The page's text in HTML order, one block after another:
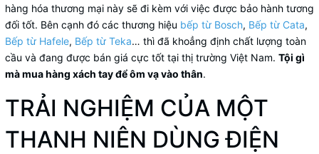
hàng hóa thương mại này sẽ đi kèm với việc được bảo hành tương
đối tốt. Bên cạnh đó các thương hiệu bếp từ Bosch, Bếp từ Cata,
Bếp từ Hafele, Bếp từ Teka… thì đã khoẳng định chất lượng toàn
cầu và đang được bán giá cực tốt tại thị trường Việt Nam. Tội gì
mà mua hàng xách tay để ôm vạ vào thân.
TRẢI NGHIỆM CỦA MỘT
THANH NIÊN DÙNG ĐIỆN